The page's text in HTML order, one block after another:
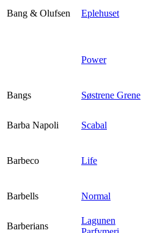
Bang & Olufsen Eplehuset
Power
Bangs
Søstrene Grene
Barba Napoli Scabal
Barbeco Life
Barbells Normal
Barberians
Lagunen